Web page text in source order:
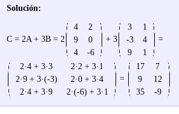
Solución:
C = 2A + 3B = 2
4
2
9
0
4
-6
+ 3
3
1
-3
4
9
1
=
2·4 + 3·3
2·2 + 3·1
2·9 + 3·(-3)
2·0 + 3·4
2·4 + 3·9
2·(-6) + 3·1
=
17
7
9
12
35
-9